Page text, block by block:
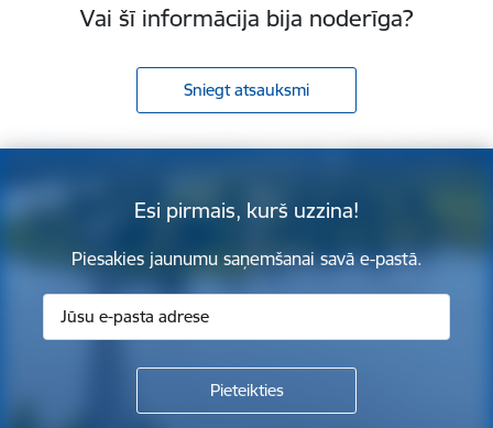
Vai šī informācija bija noderīga?
Sniegt atsauksmi
Esi pirmais, kurš uzzina!
Piesakies jaunumu saņemšanai savā e-pastā.